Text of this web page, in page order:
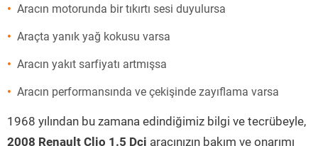
Aracın motorunda bir tıkırtı sesi duyulursa
Araçta yanık yağ kokusu varsa
Aracın yakıt sarfiyatı artmışsa
Aracın performansında ve çekişinde zayıflama varsa
1968 yılından bu zamana edindiğimiz bilgi ve tecrübeyle,
2008 Renault Clio 1.5 Dci aracınızın bakım ve onarımı